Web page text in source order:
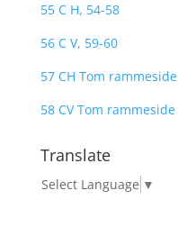
55 C H, 54-58
56 C V, 59-60
57 CH Tom rammeside
58 CV Tom rammeside
Translate
Select Language ▼